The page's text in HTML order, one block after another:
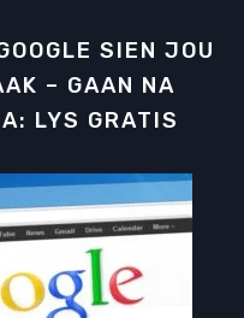
SIEN JOU
– GAAN NA
LYS GRATIS